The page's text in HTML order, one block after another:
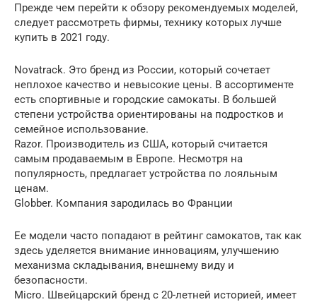
Прежде чем перейти к обзору рекомендуемых моделей,
следует рассмотреть фирмы, технику которых лучше
купить в 2021 году.
Novatrack. Это бренд из России, который сочетает
неплохое качество и невысокие цены. В ассортименте
есть спортивные и городские самокаты. В большей
степени устройства ориентированы на подростков и
семейное использование.
Razor. Производитель из США, который считается
самым продаваемым в Европе. Несмотря на
популярность, предлагает устройства по лояльным
ценам.
Globber. Компания зародилась во Франции
Ее модели часто попадают в рейтинг самокатов, так как
здесь уделяется внимание инновациям, улучшению
механизма складывания, внешнему виду и
безопасности.
Micro. Швейцарский бренд с 20-летней историей, имеет